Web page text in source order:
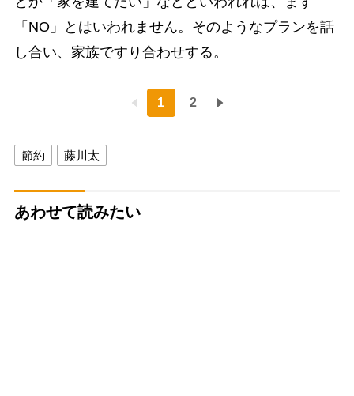
「NO」とはいわれません。そのようなプランを話
し合い、家族ですり合わせする。
1 2
節約 藤川太
あわせて読みたい